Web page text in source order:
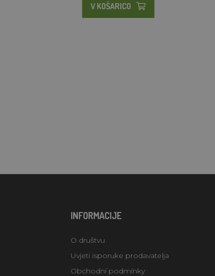
V KOŠARICO
INFORMACIJE
O društvu
Uvjeti isporuke prodavatelja
Obchodní podmínky